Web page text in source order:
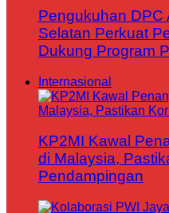
Pengukuhan DPC
Selatan Perkuat
Dukung Program
Internasional
KP2MI Kawal
di Malaysia,
Pendampingan